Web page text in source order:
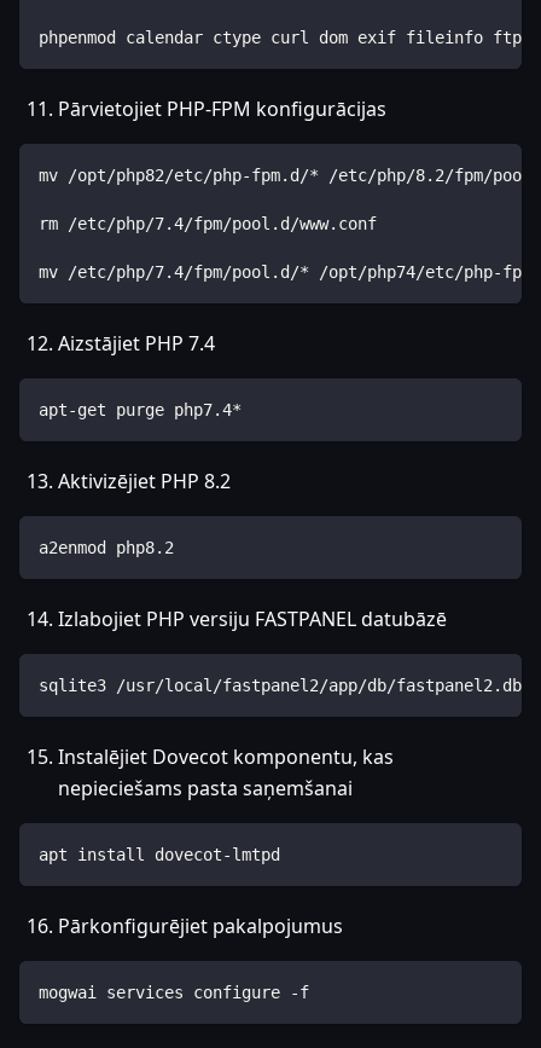
phpenmod calendar ctype curl dom exif fileinfo ftp gd
Pārvietojiet PHP-FPM konfigurācijas
mv /opt/php82/etc/php-fpm.d/* /etc/php/8.2/fpm/
rm /etc/php/7.4/fpm/pool.d/www.conf
mv /etc/php/7.4/fpm/pool.d/* /opt/php74/etc/php-
Aizstājiet PHP 7.4
apt-get purge php7.4*
Aktivizējiet PHP 8.2
a2enmod php8.2
Izlabojiet PHP versiju FASTPANEL datubāzē
sqlite3 /usr/local/fastpanel2/app/db/fastpanel2.db
Instalējiet Dovecot komponentu, kas
nepieciešams pasta saņemšanai
apt install dovecot-lmtpd
Pārkonfigurējiet pakalpojumus
mogwai services configure -f